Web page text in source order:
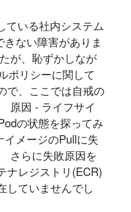
ている社内システム
ない障害がありま
が、恥ずかしなが
ポリシーに関して
で、ここでは自戒の
原因 - ライフサイ
の状態を探ってみ
イメージのPullに失
さらに失敗原因を
ナレジストリ(ECR)
していませんでし